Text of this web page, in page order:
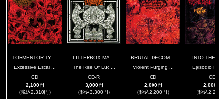
TORMENTOR TY ...
Excessive Escal ...
CD
2,100円
（税込2,310円）
LITTERBOX MA ...
The Rise Of Luc ...
CD-R
3,000円
（税込3,300円）
BRUTAL DECOM ...
Violent Purging ...
CD
2,000円
（税込2,200円）
INTO THE
Episodio
CD
2,000
（税込